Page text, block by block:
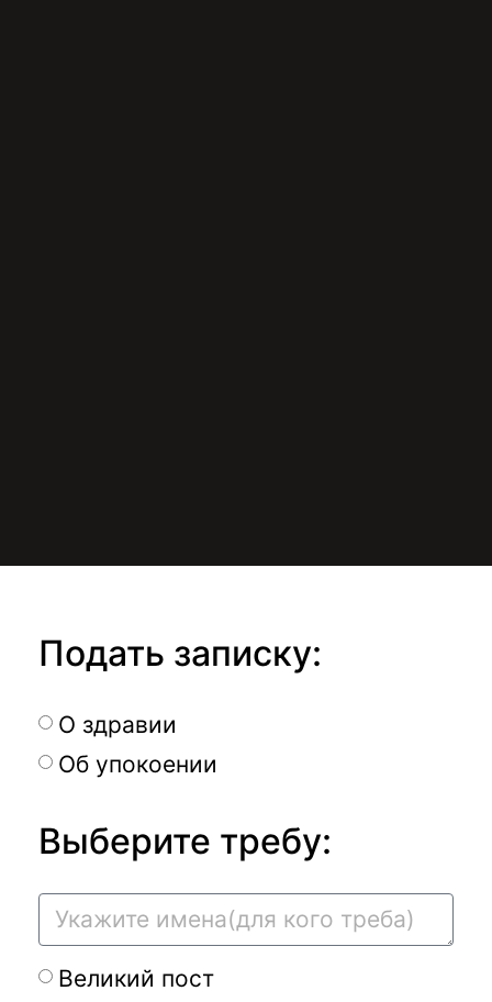
Подать записку:
О здравии
Об упокоении
Выберите требу:
Великий пост